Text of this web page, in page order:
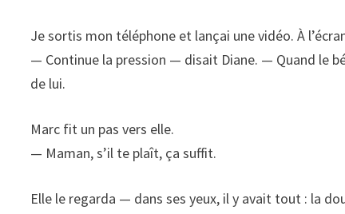
Je sortis mon téléphone et lançai une vidéo. À
— Continue la pression — disait Diane. — Quand le
de lui.
Marc fit un pas vers elle.
— Maman, s’il te plaît, ça suffit.
Elle le regarda — dans ses yeux, il y avait tout : la